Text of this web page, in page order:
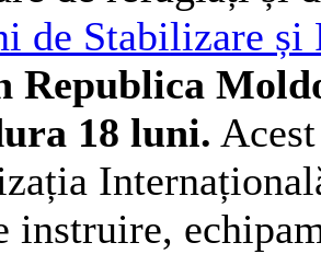
de Stabilizare și
Republica
18 luni.
instruire,